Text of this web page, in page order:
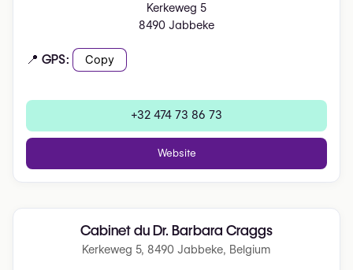
Kerkeweg 5
8490 Jabbeke
📍 GPS: Copy
+32 474 73 86 73
Website
Cabinet du Dr. Barbara Craggs
Kerkeweg 5, 8490 Jabbeke, Belgium